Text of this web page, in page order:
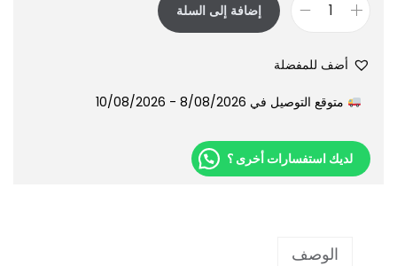
إضافة إلى السلة
أضف للمفضلة
متوقع التوصيل في 8/08/2026 - 10/08/2026
لديك استفسارات أخرى ؟
الوصف